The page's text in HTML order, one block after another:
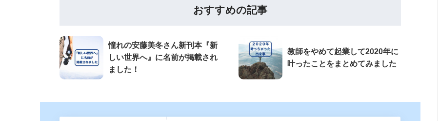
おすすめの記事
憧れの安藤美冬さん新刊本『新
しい世界へ』に名前が掲載され
ました！
教師をやめて起業して2020年に
叶ったことをまとめてみました